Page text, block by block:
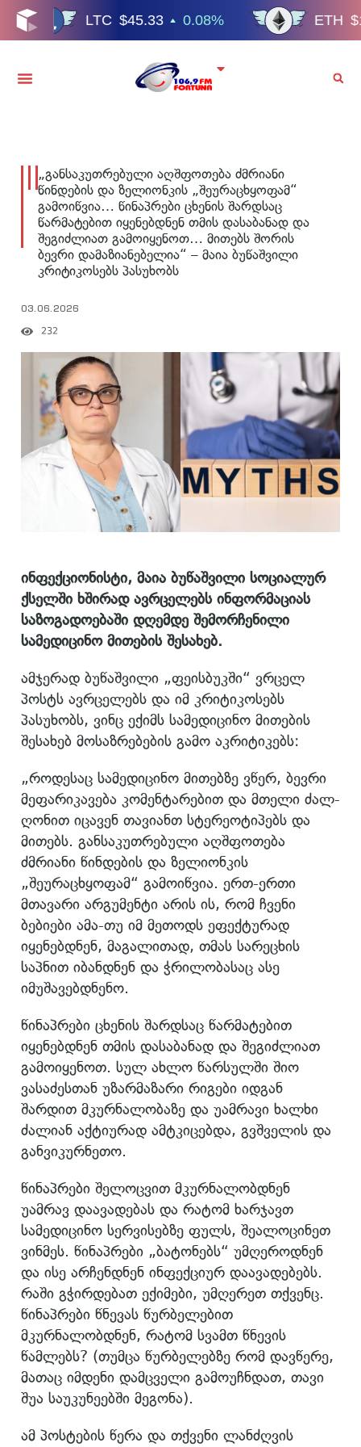
„განსაკუთრებული აღშფოთება ძმრიანი
წინდების და ზელიონკის „შეურაცხყოფამ“
გამოიწვია… წინაპრები ცხენის შარდსაც
წარმატებით იყენებდნენ თმის დასაბანად და
შეგიძლიათ გამოიყენოთ… მითებს შორის
ბევრი დამაზიანებელია“ – მაია ბუწაშვილი
კრიტიკოსებს პასუხობს
03.06.2026
232
ინფექციონისტი, მაია ბუწაშვილი სოციალურ
ქსელში ხშირად ავრცელებს ინფორმაციას
საზოგადოებაში დღემდე შემორჩენილი
სამედიცინო მითების შესახებ.
ამჯერად ბუწაშვილი „ფეისბუკში“ ვრცელ
პოსტს ავრცელებს და იმ კრიტიკოსებს
პასუხობს, ვინც ექიმს სამედიცინო მითების
შესახებ მოსაზრებების გამო აკრიტიკებს:
„როდესაც სამედიცინო მითებზე ვწერ, ბევრი
მეფარიკავება კომენტარებით და მთელი ძალ-
ღონით იცავენ თავიანთ სტერეოტიპებს და
მითებს. განსაკუთრებული აღშფოთება
ძმრიანი წინდების და ზელიონკის
„შეურაცხყოფამ“ გამოიწვია. ერთ-ერთი
მთავარი არგუმენტი არის ის, რომ ჩვენი
ბებიები ამა-თუ იმ მეთოდს ეფექტურად
იყენებდნენ, მაგალითად, თმას სარეცხის
საპნით იბანდნენ და ჭრილობასაც ასე
იმუშავებდნენო.
წინაპრები ცხენის შარდსაც წარმატებით
იყენებდნენ თმის დასაბანად და შეგიძლიათ
გამოიყენოთ. სულ ახლო წარსულში შიო
ვასაძესთან უზარმაზარი რიგები იდგან
შარდით მკურნალობაზე და უამრავი ხალხი
ძალიან აქტიურად ამტკიცებდა, გვშველის და
განვიკურნეთო.
წინაპრები შელოცვით მკურნალობდნენ
უამრავ დაავადებას და რატომ ხარჯავთ
სამედიცინო სერვისებზე ფულს, შეალოცინეთ
ვინმეს. წინაპრები „ბატონებს“ უმღეროდნენ
და ისე არჩენდნენ ინფექციურ დაავადებებს.
რაში გჭირდებათ ექიმები, უმღერეთ თქვენც.
წინაპრები წნევას წურბელებით
მკურნალობდნენ, რატომ სვამთ წნევის
წამლებს? (თუმცა წურბელებზე რომ დავწერე,
მათაც იმდენი დამცველი გამოუჩნდათ, თავი
შუა საუკუნეებში მეგონა).
ამ პოსტების წერა და თქვენი ლანძღვის